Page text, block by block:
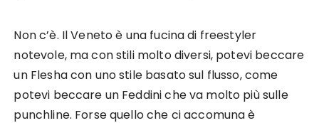
Non c’è. Il Veneto è una fucina di freestyler
notevole, ma con stili molto diversi, potevi beccare
un Flesha con uno stile basato sul flusso, come
potevi beccare un Feddini che va molto più sulle
punchline. Forse quello che ci accomuna è